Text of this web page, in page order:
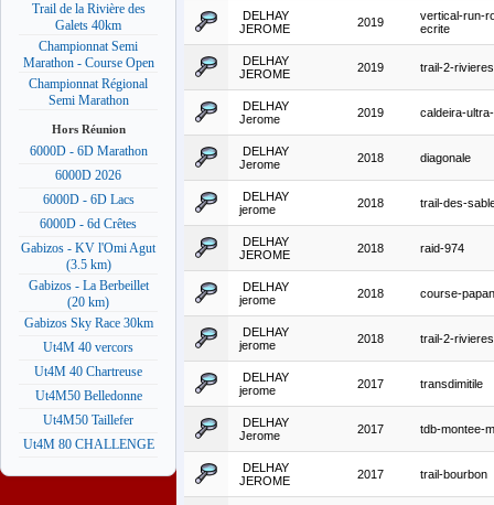
Trail de la Rivière des
Galets 40km
Championnat Semi
Marathon - Course Open
Championnat Régional
Semi Marathon
Hors Réunion
6000D - 6D Marathon
6000D 2026
6000D - 6D Lacs
6000D - 6d Crêtes
Gabizos - KV l'Omi Agut
(3.5 km)
Gabizos - La Berbeillet
(20 km)
Gabizos Sky Race 30km
Ut4M 40 vercors
Ut4M 40 Chartreuse
Ut4M50 Belledonne
Ut4M50 Taillefer
Ut4M 80 CHALLENGE
DELHAY
JEROME
2019
vertical-run-
ecrite
DELHAY
JEROME
2019 trail-2-rivieres
DELHAY
Jerome
2019 caldeira-
DELHAY
Jerome
2018 diagonale
DELHAY
jerome
2018 trail-des-
DELHAY
JEROME
2018 raid-974
DELHAY
jerome
2018 course-
DELHAY
jerome
2018 trail-2-rivieres
DELHAY
jerome
2017 transdimitile
DELHAY
Jerome
2017 tdb-montee-
DELHAY
JEROME
2017 trail-bourbon